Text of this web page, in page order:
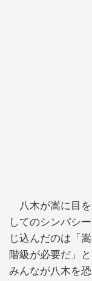
八木が嵩に目を
してのシンパシ
じ込んだのは「
階級が必要だ」
みんなが八木を